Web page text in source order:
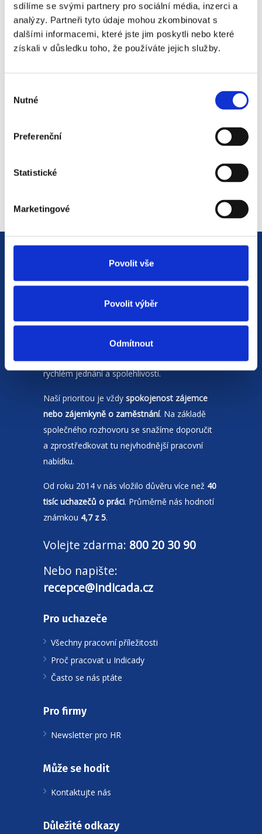
sdílíme se svými partnery pro sociální média, inzerci a
analýzy. Partneři tyto údaje mohou zkombinovat s
dalšími informacemi, které jste jim poskytli nebo které
získali v důsledku toho, že používáte jejich služby.
souhlasu
Nutné
Preferenční
Statistické
Marketingové
Povolit vše
Povolit výběr
Odmítnout
18. 9. 2025
JsmeHR agenturas pobočkami v
Moravskoslezském krajia Polsku. Zakládáme
rychlém jednání a spolehlivosti.
Naší prioritou je vždy spokojenost zájemce
nebo zájemkyně o zaměstnání. Na základě
společného rozhovoru se snažíme doporučit
a zprostředkovat tu nejvhodnější pracovní
nabídku.
Od roku 2014 v nás vložilo důvěru více než 40
tisíc uchazečů o práci. Průměrně nás hodnotí
známkou 4,7 z 5.
Volejte zdarma: 800 20 30 90
Nebo napište:
recepce@indicada.cz
Pro uchazeče
Všechny pracovní příležitosti
Proč pracovat u Indicady
Často se nás ptáte
Pro firmy
Newsletter pro HR
Může se hodit
Kontaktujte nás
Důležité odkazy